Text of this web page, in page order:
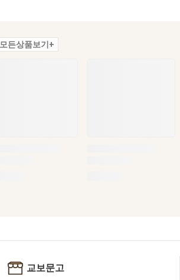
모든상품보기+
교보문고